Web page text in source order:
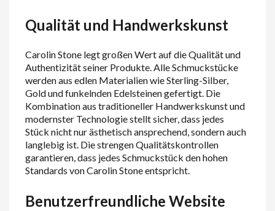
Qualität und Handwerkskunst
Carolin Stone legt großen Wert auf die Qualität und
Authentizität seiner Produkte. Alle Schmuckstücke
werden aus edlen Materialien wie Sterling-Silber,
Gold und funkelnden Edelsteinen gefertigt. Die
Kombination aus traditioneller Handwerkskunst und
modernster Technologie stellt sicher, dass jedes
Stück nicht nur ästhetisch ansprechend, sondern auch
langlebig ist. Die strengen Qualitätskontrollen
garantieren, dass jedes Schmuckstück den hohen
Standards von Carolin Stone entspricht.
Benutzerfreundliche Website